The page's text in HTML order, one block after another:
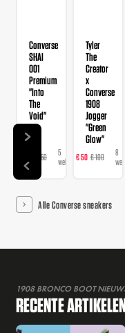
Converse
SHAI
001
Premium
"Into
The
Void"
€ 150
5
webshops
Tyler
The
Creator
x
Converse
1908
Jogger
"Green
Glow"
€ 50 € 100
8
Alle Converse sneakers
1908 BRONCO BOOT
RECENTE